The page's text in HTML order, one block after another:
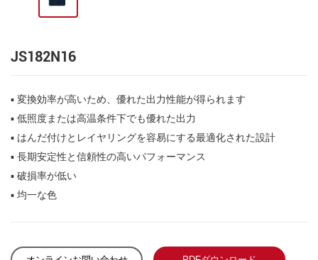
JS182N16
▪ 変換効率が高いため、優れた出力性能が得られます
▪ 低照度または高温条件下でも優れた出力
▪ はんだ付けとレイヤリングを容易にする最適化された設計
▪ 長期安定性と信頼性の高いパフォーマンス
▪ 破損率が低い
▪ 均一な色